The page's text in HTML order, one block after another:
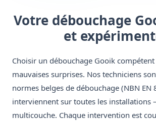
Votre débouchage
et
Choisir un débouchage Gooik
mauvaises surprises. Nos techniciens
normes belges de débouchage (NBN EN
interviennent sur toutes les installations
multicouche. Chaque intervention est